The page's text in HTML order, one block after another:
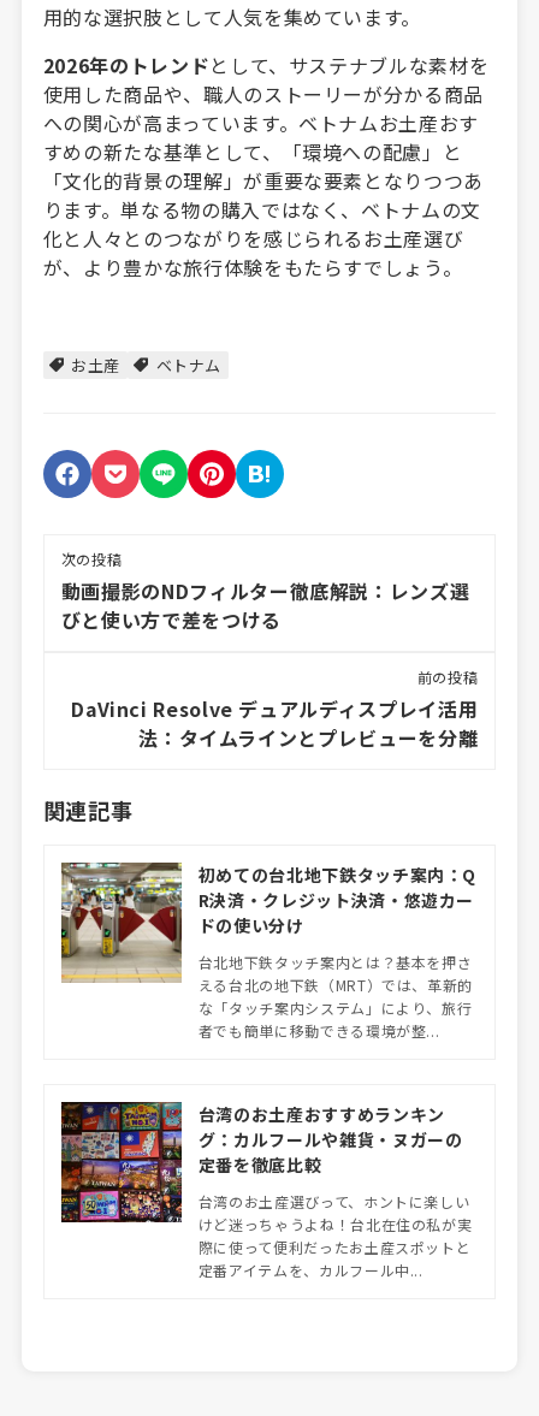
用的な選択肢として人気を集めています。
2026年のトレンドとして、サステナブルな素材を
使用した商品や、職人のストーリーが分かる商品
への関心が高まっています。ベトナムお土産おす
すめの新たな基準として、「環境への配慮」と
「文化的背景の理解」が重要な要素となりつつあ
ります。単なる物の購入ではなく、ベトナムの文
化と人々とのつながりを感じられるお土産選び
が、より豊かな旅行体験をもたらすでしょう。
お土産 ベトナム
次の投稿
動画撮影のNDフィルター徹底解説：レンズ選
びと使い方で差をつける
前の投稿
DaVinci Resolve デュアルディスプレイ活用
法：タイムラインとプレビューを分離
関連記事
初めての台北地下鉄タッチ案内：Q
R決済・クレジット決済・悠遊カー
ドの使い分け
台北地下鉄タッチ案内とは？基本を押さ
える台北の地下鉄（MRT）では、革新的
な「タッチ案内システム」により、旅行
者でも簡単に移動できる環境が整...
台湾のお土産おすすめランキン
グ：カルフールや雑貨・ヌガーの
定番を徹底比較
台湾のお土産選びって、ホントに楽しい
けど迷っちゃうよね！台北在住の私が実
際に使って便利だったお土産スポットと
定番アイテムを、カルフール中...